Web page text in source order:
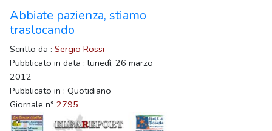
Abbiate pazienza, stiamo
traslocando
Scritto da : Sergio Rossi
Pubblicato in data : lunedì, 26 marzo
2012
Pubblicato in : Quotidiano
Giornale n° 2795